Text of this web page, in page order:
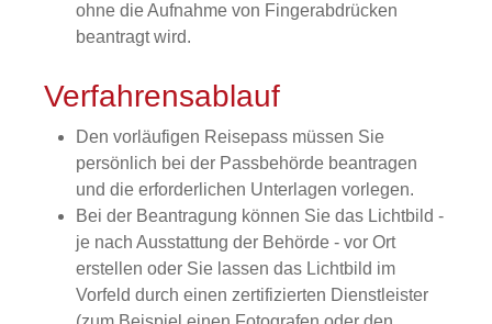
ohne die Aufnahme von Fingerabdrücken
beantragt wird.
Verfahrensablauf
Den vorläufigen Reisepass müssen Sie
persönlich bei der Passbehörde beantragen
und die erforderlichen Unterlagen vorlegen.
Bei der Beantragung können Sie das Lichtbild -
je nach Ausstattung der Behörde - vor Ort
erstellen oder Sie lassen das Lichtbild im
Vorfeld durch einen zertifizierten Dienstleister